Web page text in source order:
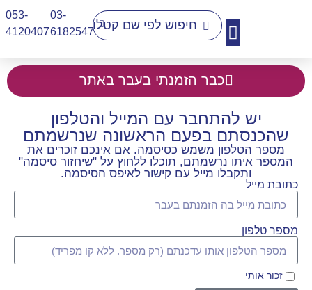
03-
6182547
053-
4120407​
כבר הזמנתי בעבר באתר
יש להתחבר עם המייל והטלפון
שהכנסתם בפעם הראשונה שנרשמתם
מספר הטלפון משמש כסיסמה. אם אינכם זוכרים את
המספר איתו נרשמתם, תוכלו ללחוץ על "שיחזור סיסמה"
ותקבלו מייל עם קישור לאיפס הסיסמה.
כתובת מייל
מספר טלפון
זכור אותי